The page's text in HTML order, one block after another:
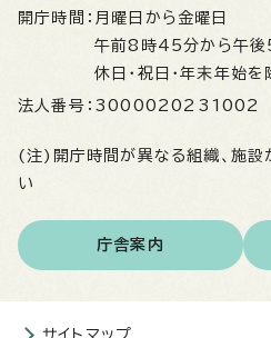
開庁時間： 月曜日から金曜日
午前8時45分から午後
休日・祝日・年末年始を
法人番号： 3000020231002
(注)開庁時間が異なる組織、施設
い
庁舎案内
サイトマップ